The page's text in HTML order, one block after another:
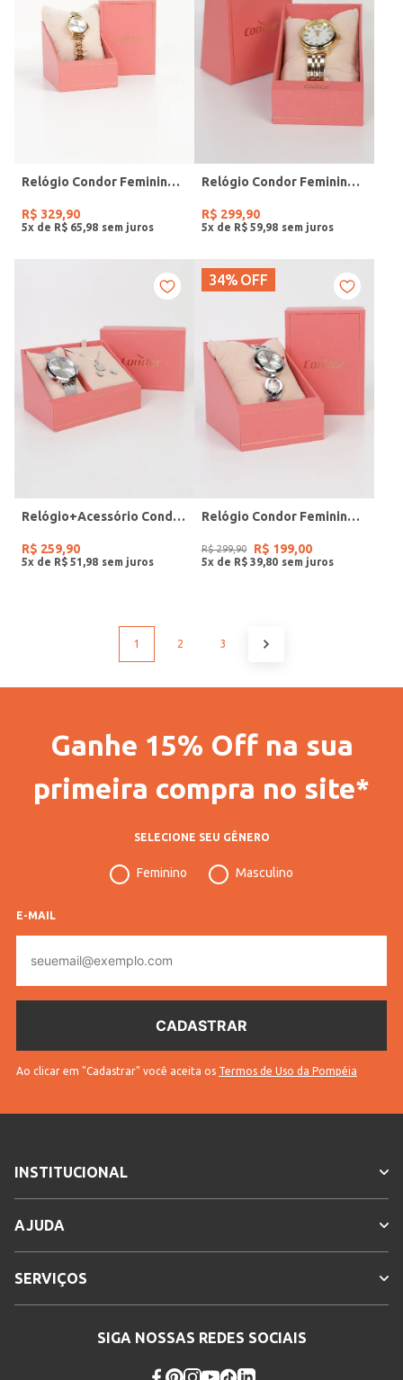
Relógio Condor Feminino DOURADO
R$ 329,90
5x de R$ 65 98
Relógio Condor Feminino DOURADO
R$ 299,90
5x de R$ 59 98
Relógio+Acessório Condor Feminino PRATA
R$ 259,90
5x de R$ 51 98
34% OFF
Relógio Condor Feminino PRATA
R$ 299,90 R$ 199,00
5x de R$ 39 80
1 2 3
Ganhe 15% Off na sua
primeira compra no site*
SELECIONE SEU GÊNERO
Feminino Masculino
E-MAIL
mail
Ao clicar em "Cadastrar" você aceita os Termos de Uso da Pompéia
INSTITUCIONAL
AJUDA
SERVIÇOS
SIGA NOSSAS REDES SOCIAIS